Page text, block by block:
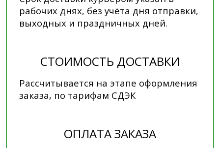
рабочих днях, без учёта дня отправки,
выходных и праздничных дней.
СТОИМОСТЬ ДОСТАВКИ
Рассчитывается на этапе оформления
заказа, по тарифам СДЭК
ОПЛАТА ЗАКАЗА